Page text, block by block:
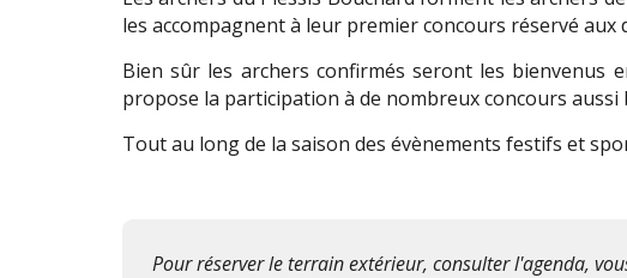
les accompagnent à leur premier concours réservé aux
Bien sûr les archers confirmés seront les bienvenus
propose la participation à de nombreux concours aussi
Tout au long de la saison des évènements festifs et
Pour réserver le terrain extérieur, consulter l'agenda,